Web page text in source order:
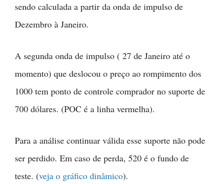
sendo calculada a partir da onda de impulso de
Dezembro à Janeiro.
A segunda onda de impulso ( 27 de Janeiro até o
momento) que deslocou o preço ao rompimento dos
1000 tem ponto de controle comprador no suporte de
700 dólares. (POC é a linha vermelha).
Para a análise continuar válida esse suporte não pode
ser perdido. Em caso de perda, 520 é o fundo de
teste. (veja o gráfico dinâmico).